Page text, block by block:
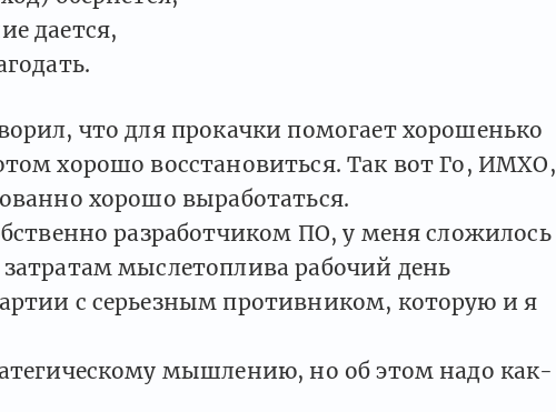
дается,
что для прокачки помогает хорошенько
хорошо восстановиться. Так вот Го, ИМХО,
хорошо выработаться.
разработчиком ПО, у меня сложилось
мыслетоплива рабочий день
с серьезным противником, которую и я
мышлению, но об этом надо как-